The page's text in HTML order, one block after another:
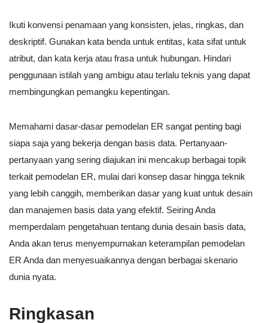
Ikuti konvensi penamaan yang konsisten, jelas, ringkas, dan
deskriptif. Gunakan kata benda untuk entitas, kata sifat untuk
atribut, dan kata kerja atau frasa untuk hubungan. Hindari
penggunaan istilah yang ambigu atau terlalu teknis yang dapat
membingungkan pemangku kepentingan.
Memahami dasar-dasar pemodelan ER sangat penting bagi
siapa saja yang bekerja dengan basis data. Pertanyaan-
pertanyaan yang sering diajukan ini mencakup berbagai topik
terkait pemodelan ER, mulai dari konsep dasar hingga teknik
yang lebih canggih, memberikan dasar yang kuat untuk desain
dan manajemen basis data yang efektif. Seiring Anda
memperdalam pengetahuan tentang dunia desain basis data,
Anda akan terus menyempurnakan keterampilan pemodelan
ER Anda dan menyesuaikannya dengan berbagai skenario
dunia nyata.
Ringkasan